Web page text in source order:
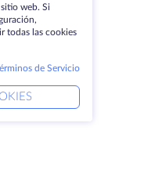
web. Si
todas las cookies
de Servicio